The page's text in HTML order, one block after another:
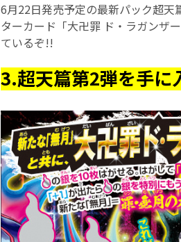
6月22日発売予定の最新パック超天
ターカード「大卍罪 ド・ラガンザ
ているぞ!!
3.超天篇第2弾を手に